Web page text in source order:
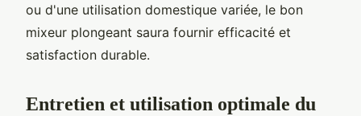
ou d'une utilisation domestique variée, le bon
mixeur plongeant saura fournir efficacité et
satisfaction durable.
Entretien et utilisation optimale du